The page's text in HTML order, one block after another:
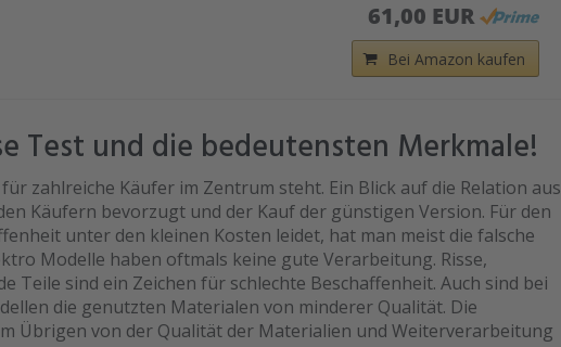
61,00 EUR
Bei Amazon kaufen
Test und die bedeutensten Merkmale!
zahlreiche Käufer im Zentrum steht. Ein Blick auf die Relation aus
Käufern bevorzugt und der Kauf der günstigen Version. Für den
unter den kleinen Kosten leidet, hat man meist die falsche
Modelle haben oftmals keine gute Verarbeitung. Risse,
Teile sind ein Zeichen für schlechte Beschaffenheit. Auch sind bei
die genutzten Materialen von minderer Qualität. Die
Übrigen von der Qualität der Materialien und Weiterverarbeitung